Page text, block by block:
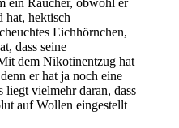
ein Raucher, obwohl er
hat, hektisch
Eichhörnchen,
dass seine
dem Nikotinentzug hat
er hat ja noch eine
liegt vielmehr daran, dass
auf Wollen eingestellt